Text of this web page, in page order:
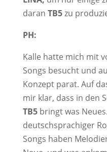
daran TB5zu
PH:
Kalle hatte mich mit
Songs besucht und
Konzept parat. Auf
mir klar, dass in den
TB5bringt was
deutschsprachiger
Songs haben